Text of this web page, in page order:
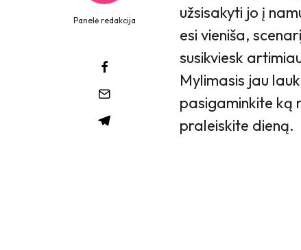
Panelė redakcija
užsisakyti jo į
esi vieniša,
susikviesk
Mylimasis jau
pasigaminkite ką
praleiskite dieną.